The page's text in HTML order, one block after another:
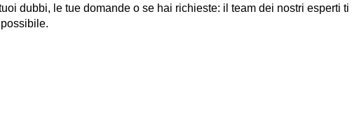
dubbi, le tue domande o se hai richieste: il team dei nostri esperti ti